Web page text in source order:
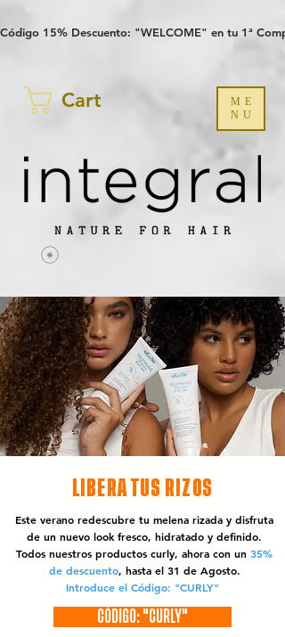
Código 15% Descuento: "WELCOME" en tu 1ª
Cart
ME
NU
LIBERA TUS RIZOS
Este verano redescubre tu melena rizada y disfruta
de un nuevo look fresco, hidratado y definido.
Todos nuestros productos curly, ahora con un 35%
de descuento, hasta el 31 de Agosto.
Introduce el Código: "CURLY"
CÓDIGO: "CURLY"